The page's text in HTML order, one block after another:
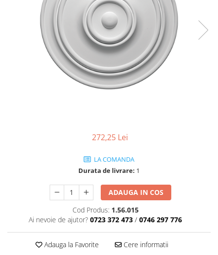
Baze coloane
Capiteluri coloane
Inele coloane
Inele coloane
Piedestaluri coloane
Trunchiuri coloane
Trunchiuri semicoloane
Rozete de interior
Panouri decorative
Cadru de arc
Fronton
Șeminee decorative
272,25 Lei
LA COMANDA
Durata de livrare: 1
ADAUGA IN COS
Cod Produs: 1.56.015
Ai nevoie de ajutor? 0723 372 473 / 0746 297 776
Adauga la Favorite Cere informatii